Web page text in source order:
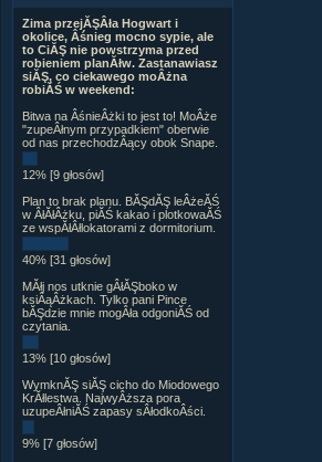
Zima przejĂŞÂła Hogwart i
okolice, Âśnieg mocno sypie, ale
to CiĂŞ nie powstrzyma przed
robieniem planĂłw. Zastanawiasz
siĂŞ, co ciekawego moÂżna
robiĂŚ w weekend:
Bitwa na ÂśnieÂżki to jest to! MoÂże
"zupeÂłnym przypadkiem" oberwie
od nas przechodzÂący obok Snape.
12% [9 głosów]
Plan to brak planu. BĂŞdĂŞ leÂżeĂŚ
w ÂłĂłÂżku, piĂŚ kakao i plotkowaĂŚ
ze wspĂłÂłlokatorami z dormitorium.
40% [31 głosów]
MĂłj nos utknie gÂłĂŞboko w
ksiÂąÂżkach. Tylko pani Pince
bĂŞdzie mnie mogÂła odgoniĂŚ od
czytania.
13% [10 głosów]
WymknĂŞ siĂŞ cicho do Miodowego
KrĂłlestwa. NajwyÂższa pora
uzupeÂłniĂŚ zapasy sÂłodkoÂści.
9% [7 głosów]